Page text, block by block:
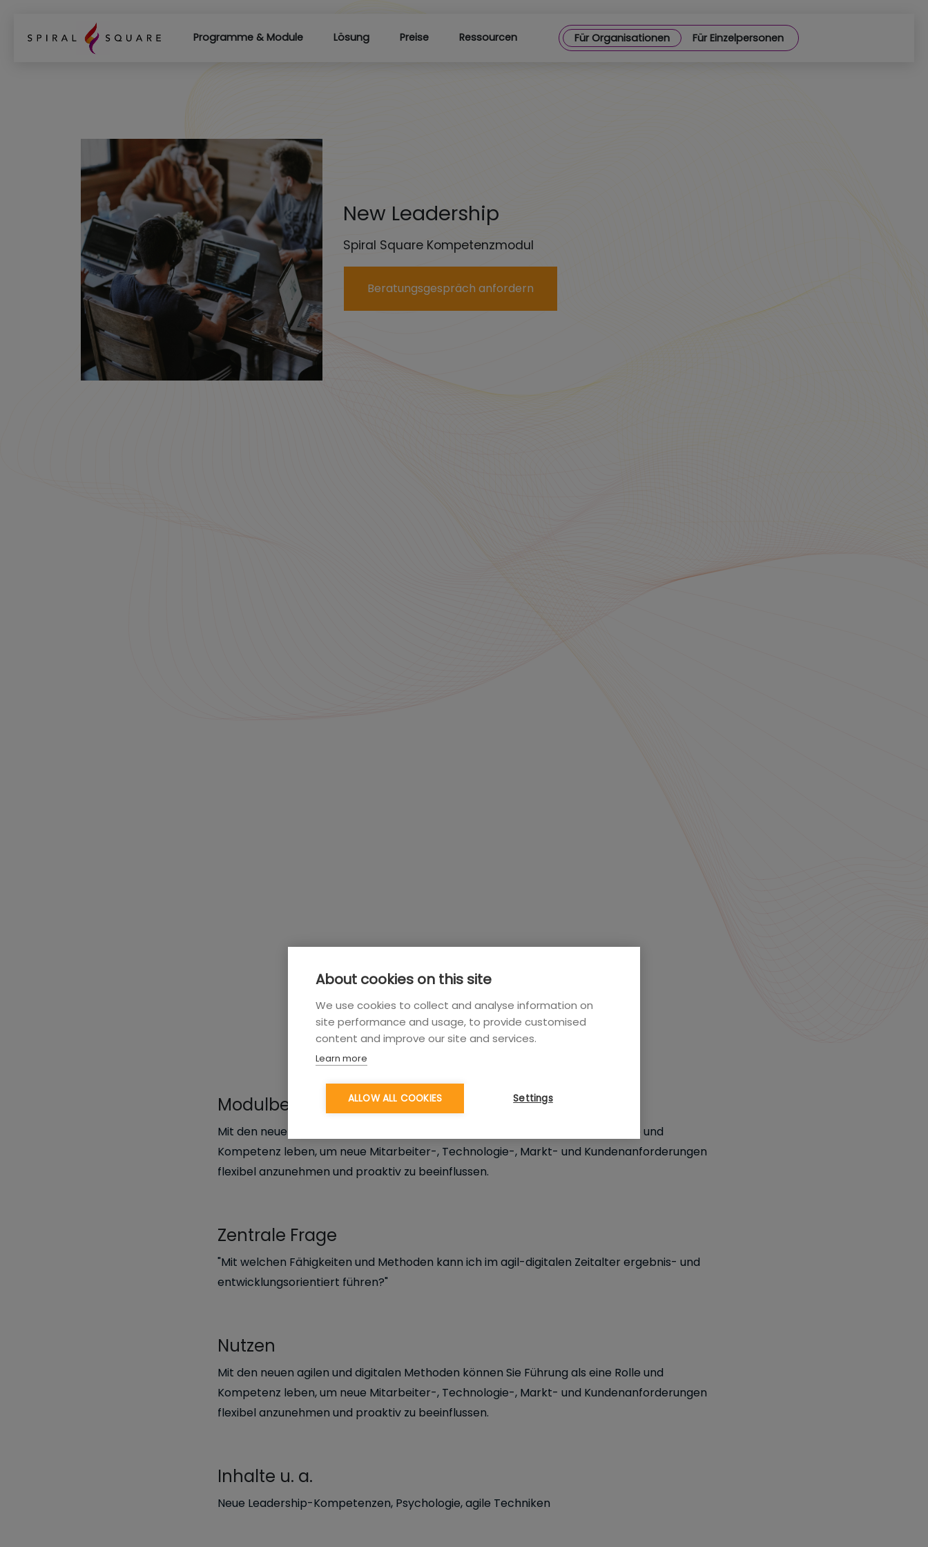
Programme & Module Lösung Preise Ressourcen Für Organisationen Für Einzelpersonen
New Leadership
Spiral Square Kompetenzmodul
Beratungsgespräch anfordern
Modulbeschreibung
Mit den neuen agilen und digitalen Methoden können Sie Führung als eine Rolle und
Kompetenz leben, um neue Mitarbeiter-, Technologie-, Markt- und Kundenanforderungen
flexibel anzunehmen und proaktiv zu beeinflussen.
Zentrale Frage
"Mit welchen Fähigkeiten und Methoden kann ich im agil-digitalen Zeitalter ergebnis- und
entwicklungsorientiert führen?"
Nutzen
Mit den neuen agilen und digitalen Methoden können Sie Führung als eine Rolle und
Kompetenz leben, um neue Mitarbeiter-, Technologie-, Markt- und Kundenanforderungen
flexibel anzunehmen und proaktiv zu beeinflussen.
Inhalte u. a.
Neue Leadership-Kompetenzen, Psychologie, agile Techniken
About cookies on this site
We use cookies to collect and analyse information on
site performance and usage, to provide customised
content and improve our site and services.
Learn more
ALLOW ALL COOKIES Settings